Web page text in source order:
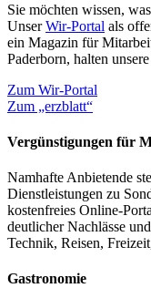
Sie möchten wissen,
UnserWir-Portal als
ein Magazin für
Paderborn, halten
Zum Wir-Portal
Zum „erzblatt“
Vergünstigungen für
Namhafte Anbietende
Dienstleistungen zu
kostenfreies Online-
deutlicher Nachlässe
Technik, Reisen,
Gastronomie